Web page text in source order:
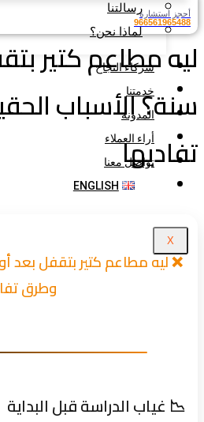
رسالتنا
لماذا نحن؟
شركاء النجاح
خدمتنا
المدونة
أراء العملاء
تواصل معنا
ENGLISH
استشارة
مطاعم كتير
الأسباب
❌ ليه مطاعم كتير بتقفل بعد
وطرق
📉 غياب الدراسة قبل البداية